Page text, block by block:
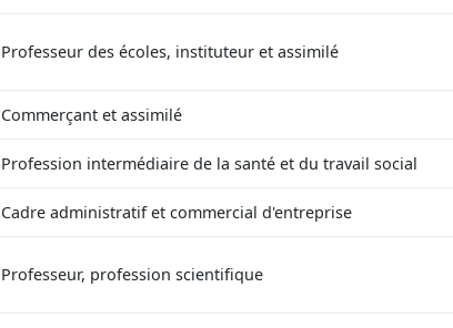
Professeur des écoles, instituteur et assimilé
Commerçant et assimilé
Profession intermédiaire de la santé et du travail social
Cadre administratif et commercial d'entreprise
Professeur, profession scientifique